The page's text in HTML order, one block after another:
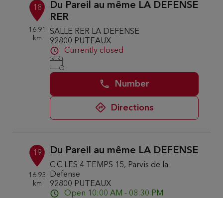
18
16.91
km
Du Pareil au même LA DEFENSE
RER
SALLE RER LA DEFENSE
92800 PUTEAUX
Currently closed
Number
Directions
19
16.93
km
Du Pareil au même LA DEFENSE
C.C LES 4 TEMPS 15, Parvis de la
Defense
92800 PUTEAUX
Open 10:00 AM - 08:30 PM